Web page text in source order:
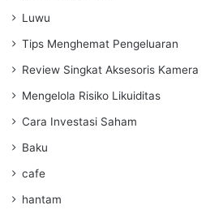
Luwu
Tips Menghemat Pengeluaran
Review Singkat Aksesoris Kamera
Mengelola Risiko Likuiditas
Cara Investasi Saham
Baku
cafe
hantam